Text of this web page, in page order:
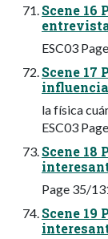
Scene 16
ESC03
Scene 17
la física
ESC03
Scene 18
Page 35/
Scene 19